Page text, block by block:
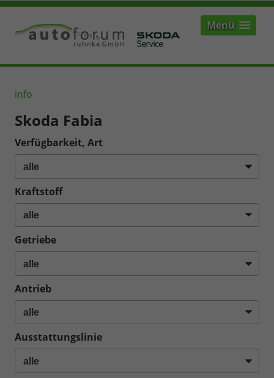
Menü
info
Skoda Fabia
Verfügbarkeit, Art
Kraftstoff
Getriebe
Antrieb
Ausstattungslinie